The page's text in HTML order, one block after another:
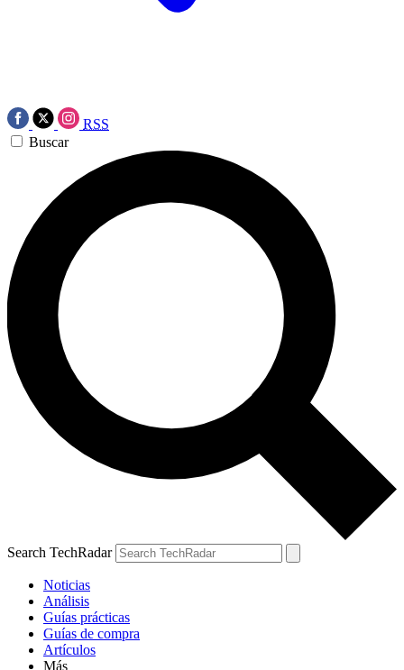
RSS
Buscar
Search TechRadar
Noticias
Análisis
Guías prácticas
Guías de compra
Artículos
Más